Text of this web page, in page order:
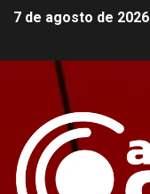
7 de agosto de 2026